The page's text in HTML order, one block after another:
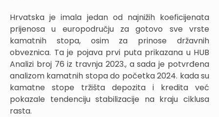
Hrvatska je imala jedan od najnižih koeficijenata
prijenosa u europodručju za gotovo sve vrste
kamatnih stopa, osim za prinose državnih
obveznica. Ta je pojava prvi puta prikazana u HUB
Analizi broj 76 iz travnja 2023., a sada je potvrđena
analizom kamatnih stopa do početka 2024. kada su
kamatne stope tržišta depozita i kredita već
pokazale tendenciju stabilizacije na kraju ciklusa
rasta.